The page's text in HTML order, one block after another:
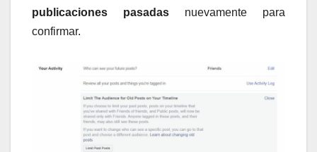
publicaciones pasadas nuevamente para
confirmar.